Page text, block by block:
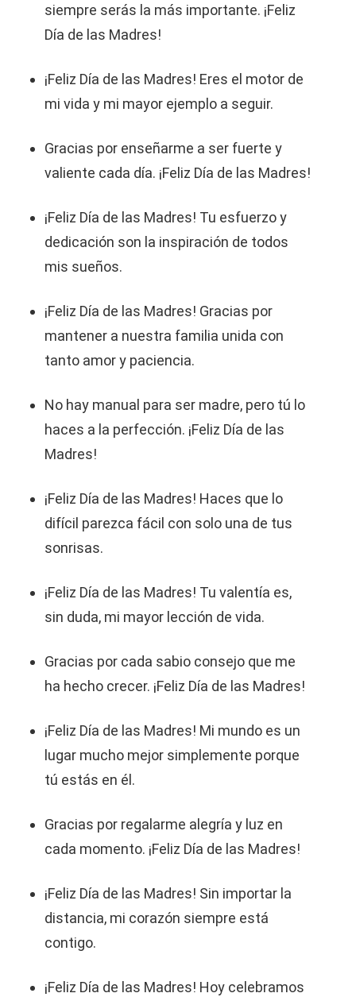
siempre serás la más importante. ¡Feliz
Día de las Madres!
¡Feliz Día de las Madres! Eres el motor de
mi vida y mi mayor ejemplo a seguir.
Gracias por enseñarme a ser fuerte y
valiente cada día. ¡Feliz Día de las Madres!
¡Feliz Día de las Madres! Tu esfuerzo y
dedicación son la inspiración de todos
mis sueños.
¡Feliz Día de las Madres! Gracias por
mantener a nuestra familia unida con
tanto amor y paciencia.
No hay manual para ser madre, pero tú lo
haces a la perfección. ¡Feliz Día de las
Madres!
¡Feliz Día de las Madres! Haces que lo
difícil parezca fácil con solo una de tus
sonrisas.
¡Feliz Día de las Madres! Tu valentía es,
sin duda, mi mayor lección de vida.
Gracias por cada sabio consejo que me
ha hecho crecer. ¡Feliz Día de las Madres!
¡Feliz Día de las Madres! Mi mundo es un
lugar mucho mejor simplemente porque
tú estás en él.
Gracias por regalarme alegría y luz en
cada momento. ¡Feliz Día de las Madres!
¡Feliz Día de las Madres! Sin importar la
distancia, mi corazón siempre está
contigo.
¡Feliz Día de las Madres! Hoy celebramos